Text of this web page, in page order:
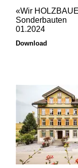
«Wir
Sonderbauten
01.2024
Download